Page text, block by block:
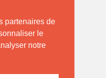
partenaires de
le
notre